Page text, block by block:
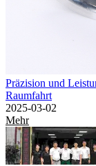
Präzision und
Raumfahrt
2025-03-02
Mehr